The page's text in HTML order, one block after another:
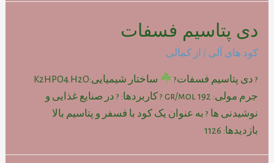
دی پتاسیم فسفات
کود های آلی / از کمالی
? دی پتاسیم فسفات?
ساختار شیمیایی:K2HPO4.H2O
جرم مولی: gr/mol 192 ? کاربردها: ? در صنایع غذایی و
نوشیدنی ها ? به عنوان یک کود با فسفر و پتاسیم بالا
بازدیدها: 1126